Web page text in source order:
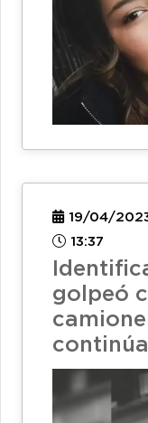
19/04/
13:37
golpeó